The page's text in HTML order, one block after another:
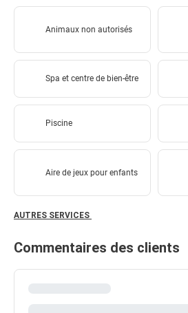
Animaux non autorisés
Spa et centre de bien-être
Piscine
Aire de jeux pour enfants
AUTRES SERVICES
Commentaires des clients